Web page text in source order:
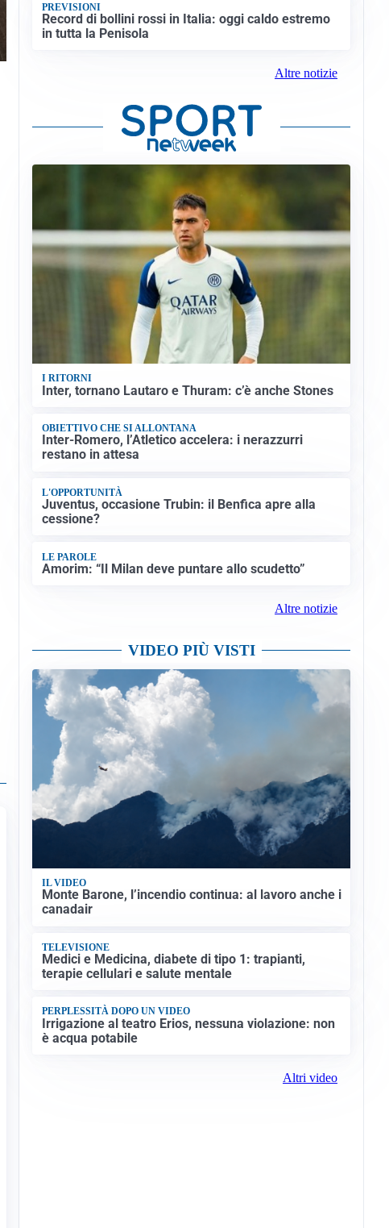
PREVISIONI
Record di bollini rossi in Italia: oggi caldo estremo
in tutta la Penisola
Altre notizie
I RITORNI
Inter, tornano Lautaro e Thuram: c’è anche Stones
OBIETTIVO CHE SI ALLONTANA
Inter-Romero, l’Atletico accelera: i nerazzurri
restano in attesa
L'OPPORTUNITÀ
Juventus, occasione Trubin: il Benfica apre alla
cessione?
LE PAROLE
Amorim: “Il Milan deve puntare allo scudetto”
Altre notizie
VIDEO PIÙ VISTI
IL VIDEO
Monte Barone, l’incendio continua: al lavoro anche i
canadair
TELEVISIONE
Medici e Medicina, diabete di tipo 1: trapianti,
terapie cellulari e salute mentale
PERPLESSITÀ DOPO UN VIDEO
Irrigazione al teatro Erios, nessuna violazione: non
è acqua potabile
Altri video